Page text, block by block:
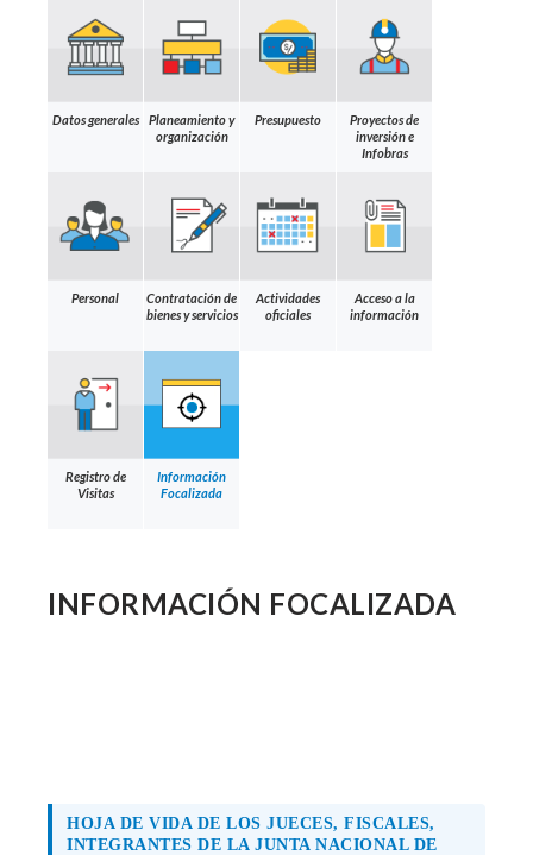
Datos generales
Planeamiento y
organización
Presupuesto
Proyectos de
inversión e
Infobras
Personal
Contratación de
bienes y servicios
Actividades
oficiales
Acceso a la
información
Registro de
Visitas
Información
Focalizada
INFORMACIÓN FOCALIZADA
HOJA DE VIDA DE LOS JUECES, FISCALES,
INTEGRANTES DE LA JUNTA NACIONAL DE